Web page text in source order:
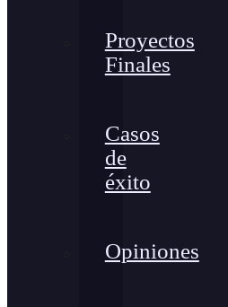
Proyectos
Finales
Casos
de
éxito
Opiniones